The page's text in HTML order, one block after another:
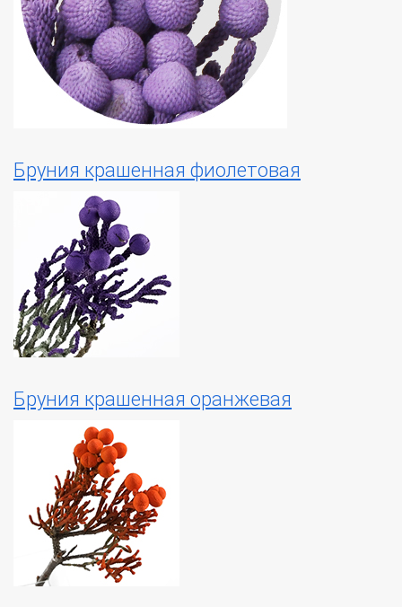
Бруния крашенная фиолетовая
Бруния крашенная оранжевая